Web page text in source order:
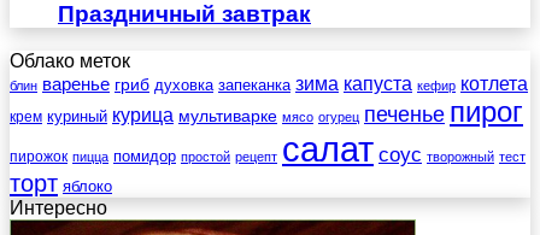
Праздничный завтрак
Облако меток
блин варенье гриб духовка запеканка зима капуста кефир котлета
крем куриный курица мультиварке мясо огурец печенье пирог
пирожок пицца помидор простой рецепт салат соус творожный тест
торт яблоко
Интересно